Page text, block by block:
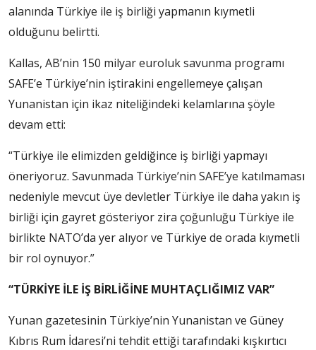
alanında Türkiye ile iş birliği yapmanın kıymetli
olduğunu belirtti.
Kallas, AB’nin 150 milyar euroluk savunma programı
SAFE’e Türkiye’nin iştirakini engellemeye çalışan
Yunanistan için ikaz niteliğindeki kelamlarına şöyle
devam etti:
“Türkiye ile elimizden geldiğince iş birliği yapmayı
öneriyoruz. Savunmada Türkiye’nin SAFE’ye katılmaması
nedeniyle mevcut üye devletler Türkiye ile daha yakın iş
birliği için gayret gösteriyor zira çoğunluğu Türkiye ile
birlikte NATO’da yer alıyor ve Türkiye de orada kıymetli
bir rol oynuyor.”
“TÜRKİYE İLE İŞ BİRLİĞİNE MUHTAÇLIĞIMIZ VAR”
Yunan gazetesinin Türkiye’nin Yunanistan ve Güney
Kıbrıs Rum İdaresi’ni tehdit ettiği tarafındaki kışkırtıcı